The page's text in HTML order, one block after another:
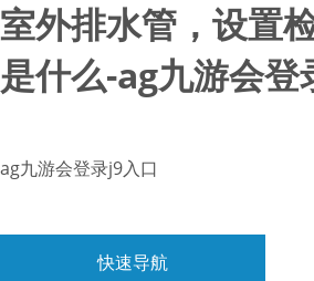
室外排水管，设置
是什么-ag九游会登
ag九游会登录j9入口
快速导航